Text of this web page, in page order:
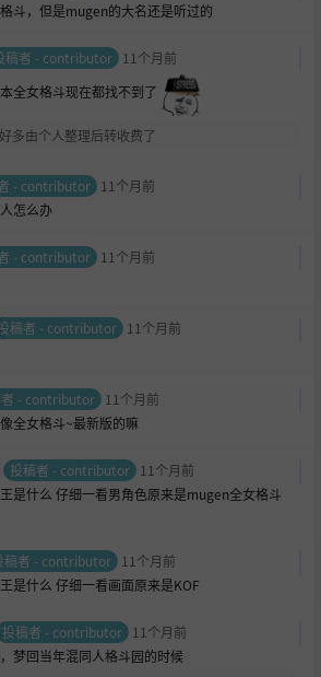
斗，但是mugen的大名还是听过的
稿者 - contributor
11个月前
全女格斗现在都找不到了
多由个人整理后转收费了
- contributor
11个月前
怎么办
- contributor
11个月前
稿者 - contributor
11个月前
者 - contributor
11个月前
全女格斗~最新版的嘛
投稿者 - contributor
11个月前
是什么 仔细一看男角色原来是mugen全女格斗
稿者 - contributor
11个月前
是什么 仔细一看画面原来是KOF
投稿者 - contributor
11个月前
梦回当年混同人格斗园的时候